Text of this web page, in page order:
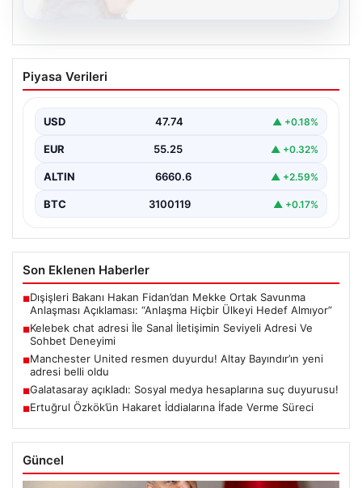
08.08.2026
Kelebek chat adresi İle Sanal İletişimin
Seviyeli Adresi Ve Sohbet Deneyimi
kurması ciddi bir değer barındırmaktadır. Günümüzde
birçok…
Piyasa Verileri
USD 47.74 ▲ +0.18%
EUR 55.25 ▲ +0.32%
ALTIN 6660.6 ▲ +2.59%
BTC 3100119 ▲ +0.17%
Son Eklenen Haberler
■Dışişleri Bakanı Hakan Fidan’dan Mekke Ortak Savunma
Anlaşması Açıklaması: “Anlaşma Hiçbir Ülkeyi Hedef Almıyor”
■Kelebek chat adresi İle Sanal İletişimin Seviyeli Adresi Ve
Sohbet Deneyimi
■Manchester United resmen duyurdu! Altay Bayındır’ın yeni
adresi belli oldu
■Galatasaray açıkladı: Sosyal medya hesaplarına suç duyurusu!
■Ertuğrul Özkök’ün Hakaret İddialarına İfade Verme Süreci
Güncel